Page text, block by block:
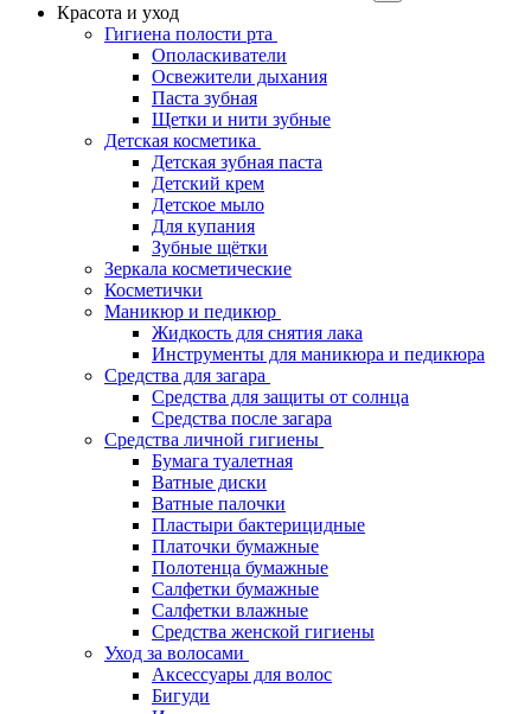
Красота и уход
Гигиена полости рта
Ополаскиватели
Освежители дыхания
Паста зубная
Щетки и нити зубные
Детская косметика
Детская зубная паста
Детский крем
Детское мыло
Для купания
Зубные щётки
Зеркала косметические
Косметички
Маникюр и педикюр
Жидкость для снятия лака
Инструменты для маникюра и педикюра
Средства для загара
Средства для защиты от солнца
Средства после загара
Средства личной гигиены
Бумага туалетная
Ватные диски
Ватные палочки
Пластыри бактерицидные
Платочки бумажные
Полотенца бумажные
Салфетки бумажные
Салфетки влажные
Средства женской гигиены
Уход за волосами
Аксессуары для волос
Бигуди